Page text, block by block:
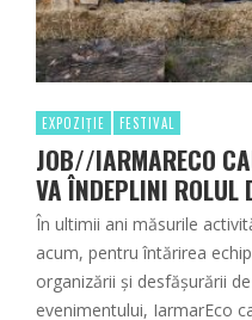
EXPOZIȚIE FESTIVAL
JOB//IARMARECO
VA ÎNDEPLINI ROLUL
În ultimii ani măsurile
acum, pentru întărirea
organizării și desfășurării
evenimentului, IarmarEco